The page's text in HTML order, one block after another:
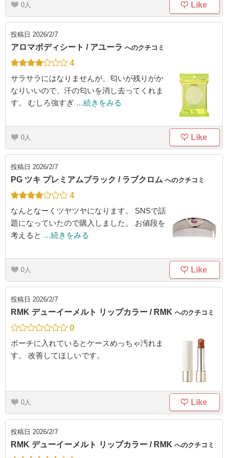
0 Like
投稿日 2026/2/7
アロマボディシート / アユーラ へのクチコミ
4
サラサラにはなりませんが、匂いが残りがか
なりいいので、汗の匂いを消し去ってくれま
す。 むしろ強すぎ …続きをみる
0 Like
投稿日 2026/2/7
PG ツキ プレミアムブラック / ラブクロム へのクチコミ
4
なんとなーくツヤツヤになります。 SNSで話
題になっていたので購入しました。 お値段を
考えると …続きをみる
0 Like
投稿日 2026/2/7
RMK デューイーメルト リップカラー / RMK へのクチコミ
0
ポーチに入れているとケースめっちゃ汚れま
す。 改善してほしいです。
0 Like
投稿日 2026/2/7
RMK デューイーメルト リップカラー / RMK へのクチコミ